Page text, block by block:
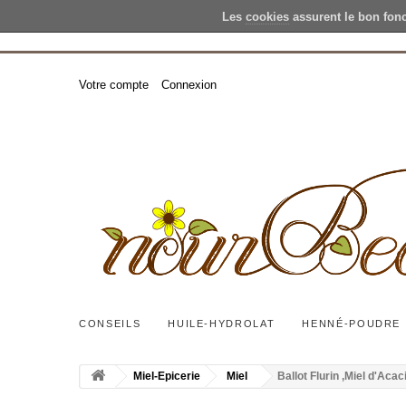
Les cookiesassurent le bon
Votre compte Connexion
CONSEILS HUILE-HYDROLAT HENNÉ-POUDRE
Miel-Epicerie Miel Ballot Flurin ,Miel